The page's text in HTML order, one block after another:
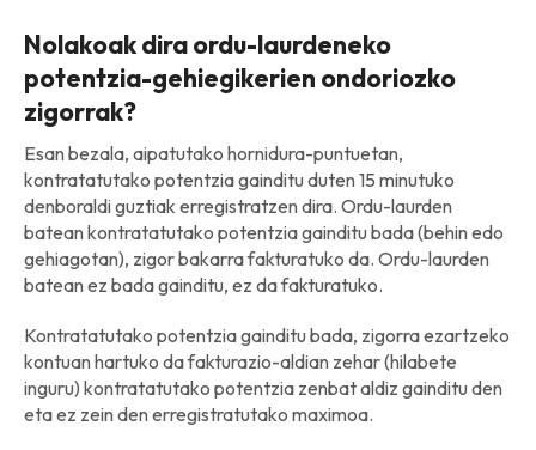
Nolakoak dira ordu-laurdeneko
potentzia-gehiegikerien ondoriozko
zigorrak?
Esan bezala, aipatutako hornidura-puntuetan,
kontratatutako potentzia gainditu duten 15 minutuko
denboraldi guztiak erregistratzen dira. Ordu-laurden
batean kontratatutako potentzia gainditu bada (behin edo
gehiagotan), zigor bakarra fakturatuko da. Ordu-laurden
batean ez bada gainditu, ez da fakturatuko.
Kontratatutako potentzia gainditu bada, zigorra ezartzeko
kontuan hartuko da fakturazio-aldian zehar (hilabete
inguru) kontratatutako potentzia zenbat aldiz gainditu den
eta ez zein den erregistratutako maximoa.